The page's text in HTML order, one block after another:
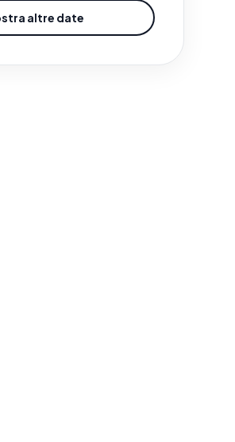
altre date